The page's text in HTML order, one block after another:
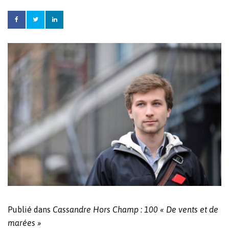
Publié dans Cassandre Hors Champ : 100 « De vents et de
marées »